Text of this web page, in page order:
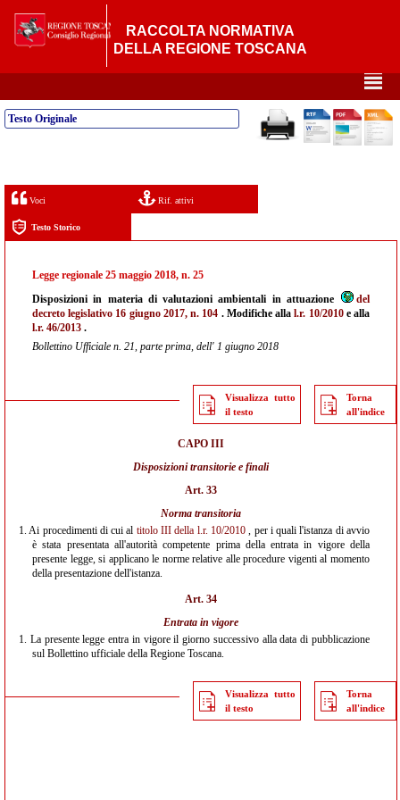
RACCOLTA NORMATIVA
DELLA REGIONE TOSCANA
²
Testo Originale
Voci Rif. attivi
Testo Storico
Legge regionale 25 maggio 2018, n. 25
Disposizioni in materia di valutazioni ambientali in attuazione
del
decreto legislativo 16 giugno 2017, n. 104 . Modifiche allal.r. 10/2010e alla
l.r. 46/2013 .
Bollettino Ufficiale n. 21, parte prima, dell' 1 giugno 2018
Visualizza tutto
il testo
Torna
all'indice
CAPO III
Disposizioni transitorie e finali
Art. 33
Norma transitoria
1.Ai procedimenti di cui al titolo III della l.r. 10/2010, per i quali l'istanza di avvio
è stata presentata all'autorità competente prima della entrata in vigore della
presente legge, si applicano le norme relative alle procedure vigenti al momento
della presentazione dell'istanza.
Art. 34
Entrata in vigore
1. La presente legge entra in vigore il giorno successivo alla data di pubblicazione
sul Bollettino ufficiale della Regione Toscana.
Visualizza tutto
il testo
Torna
all'indice